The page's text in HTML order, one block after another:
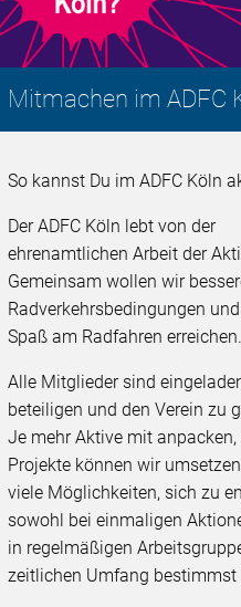
Mitmachen im ADFC
So kannst Du im ADFC Köln
Der ADFC Köln lebt von der
ehrenamtlichen Arbeit der
Gemeinsam wollen wir
Radverkehrsbedingungen
Spaß am Radfahren erreichen.
Alle Mitglieder sind
beteiligen und den Verein zu
Je mehr Aktive mit
Projekte können wir
viele Möglichkeiten, sich zu
sowohl bei einmaligen
in regelmäßigen
zeitlichen Umfang bestimmst